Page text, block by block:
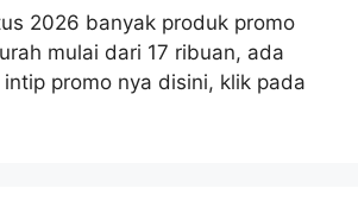
2026 banyak produk promo
mulai dari 17 ribuan, ada
promo nya disini, klik pada